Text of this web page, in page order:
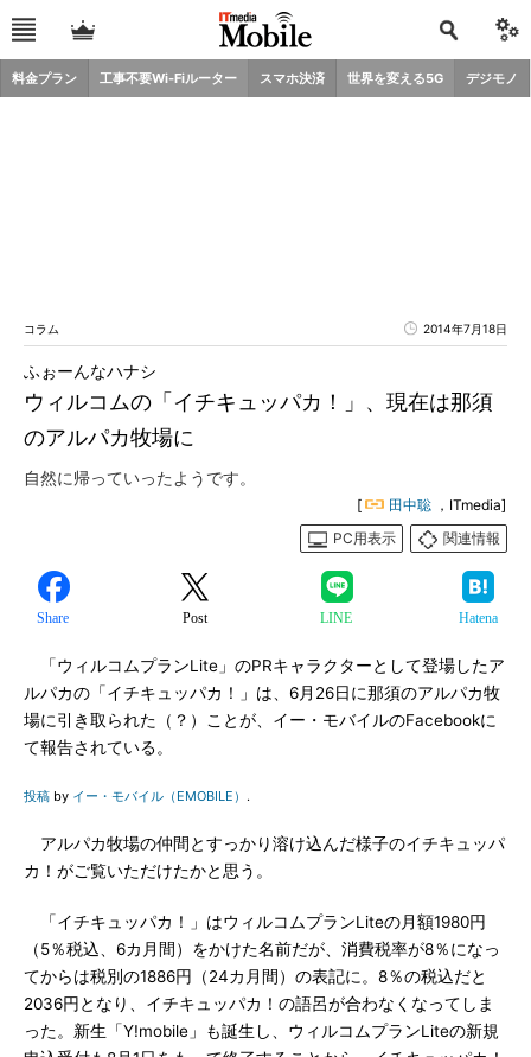
料金プラン 工事不要Wi-Fiルーター スマホ決済 世界を変える5G デジモノ
コラム 2014年7月18日
ウィルコムの「イチキュッパカ！」、現在は那須
のアルパカ牧場に
ふぉーんなハナシ
自然に帰っていったようです。
[ 田中聡 ，ITmedia]
PC用表示
関連情報
Share Post LINE Hatena
「ウィルコムプランLite」のPRキャラクターとして登場したア
ルパカの「イチキュッパカ！」は、6月26日に那須のアルパカ牧
場に引き取られた（？）ことが、イー・モバイルのFacebookに
て報告されている。
投稿 by イー・モバイル（EMOBILE） .
アルパカ牧場の仲間とすっかり溶け込んだ様子のイチキュッパ
カ！がご覧いただけたかと思う。
「イチキュッパカ！」はウィルコムプランLiteの月額1980円
（5％税込、6カ月間）をかけた名前だが、消費税率が8％になっ
てからは税別の1886円（24カ月間）の表記に。8％の税込だと
2036円となり、イチキュッパカ！の語呂が合わなくなってしま
った。新生「Y!mobile」も誕生し、ウィルコムプランLiteの新規